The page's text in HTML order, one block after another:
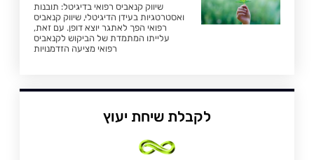
שיווק קנאביס רפואי בדיגיטל: תובנות
ואסטרטגיות בעידן הדיגיטלי, שיווק קנאביס
רפואי הפך לאתגר יוצא דופן. עם זאת,
עלייתו המתמדת של הביקוש לקנאביס
רפואי מציעה הזדמנויות
לקבלת שיחת יעוץ